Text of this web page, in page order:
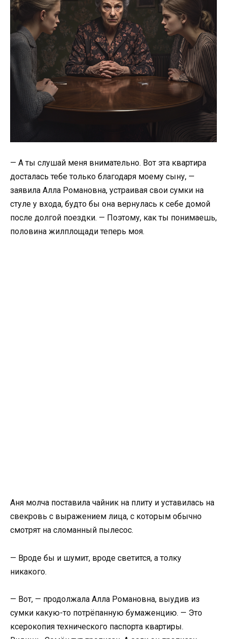
— А ты слушай меня внимательно. Вот эта квартира
досталась тебе только благодаря моему сыну, —
заявила Алла Романовна, устраивая свои сумки на
стуле у входа, будто бы она вернулась к себе домой
после долгой поездки. — Поэтому, как ты понимаешь,
половина жилплощади теперь моя.
Аня молча поставила чайник на плиту и уставилась на
свекровь с выражением лица, с которым обычно
смотрят на сломанный пылесос.
— Вроде бы и шумит, вроде светится, а толку
никакого.
— Вот, — продолжала Алла Романовна, выудив из
сумки какую-то потрёпанную бумаженцию. — Это
ксерокопия технического паспорта квартиры.